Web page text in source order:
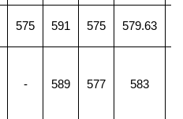
575 591 575 579.63
- 589 577 583